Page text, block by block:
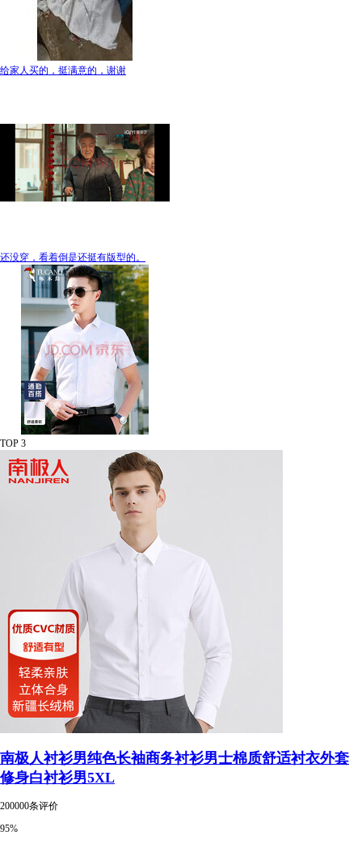
给家人买的，挺满意的，谢谢
还没穿，看着倒是还挺有版型的。
TOP 3
南极人衬衫男纯色长袖商务衬衫男士棉质舒适衬衣外套
修身白衬衫男5XL
200000条评价
95%